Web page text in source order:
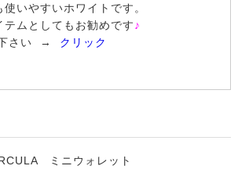
いやすいホワイトです。
テムとしてもお勧めです♪
さい → クリック
ミニウォレット